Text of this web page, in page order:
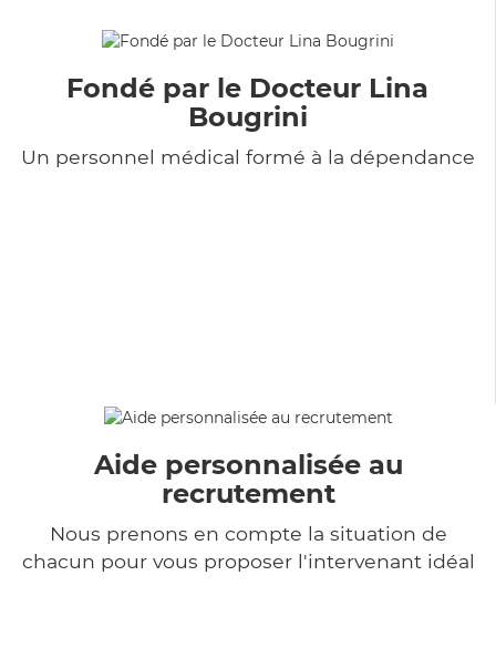
Fondé par le Docteur Lina
Bougrini
Un personnel médical formé à la dépendance
Aide personnalisée au
recrutement
Nous prenons en compte la situation de
chacun pour vous proposer l'intervenant idéal